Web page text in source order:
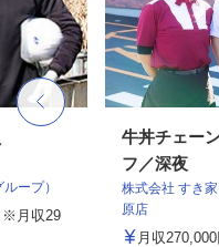
ープ）
※月収29
牛丼チェー
フ／深夜
株式会社 すき
原店
月収